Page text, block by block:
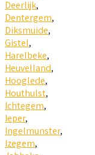
Deerlijk,
Dentergem,
Diksmuide,
Gistel,
Harelbeke,
Heuvelland,
Hooglede,
Houthulst,
Ichtegem,
Ieper,
Ingelmunster,
Izegem,